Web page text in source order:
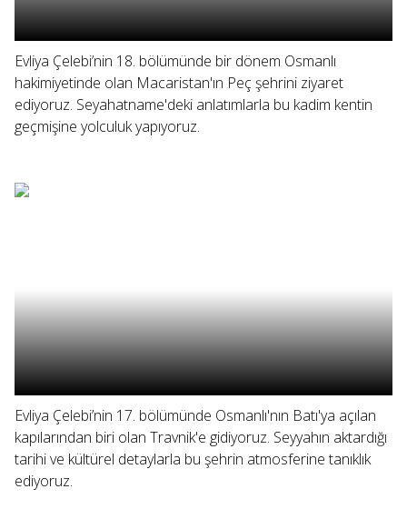
Evliya Çelebi’nin 18. bölümünde bir dönem Osmanlı
hakimiyetinde olan Macaristan'ın Peç şehrini ziyaret
ediyoruz. Seyahatname'deki anlatımlarla bu kadim kentin
geçmişine yolculuk yapıyoruz.
Evliya Çelebi’nin 17. bölümünde Osmanlı'nın Batı'ya açılan
kapılarından biri olan Travnik'e gidiyoruz. Seyyahın aktardığı
tarihi ve kültürel detaylarla bu şehrin atmosferine tanıklık
ediyoruz.